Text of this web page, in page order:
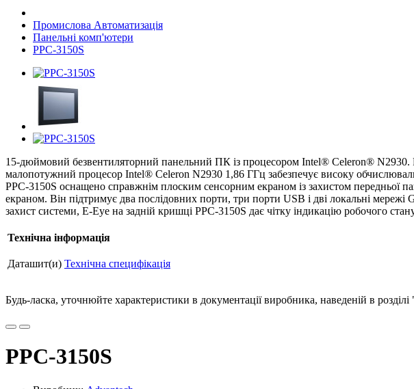
Промислова Автоматизація
Панельні комп'ютери
PPC-3150S
15-дюймовий безвентиляторний панельний ПК із процесором Intel® Celeron®
малопотужний процесор Intel® Celeron N2930 1,86 ГГц забезпечує високу
PPC-3150S оснащено справжнім плоским сенсорним екраном із захистом передньої
екраном. Він підтримує два послідовних порти, три порти USB і дві локальні
захист системи, E-Eye на задній кришці PPC-3150S дає чітку індикацію робочого
Технічна інформація
Даташит(и) Технічна специфікація
Будь-ласка, уточнюйте характеристики в документації виробника, наведеній в
PPC-3150S